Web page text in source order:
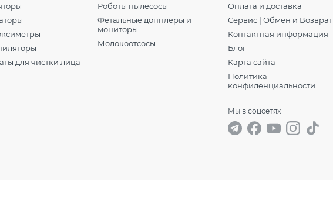
для чистки лица
Роботы пылесосы
Фетальные допплеры и
мониторы
Молокоотсосы
Оплата и доставка
Сервис | Обмен и Возврат
Контактная информация
Блог
Карта сайта
Политика
конфиденциальности
Мы в соцсетях